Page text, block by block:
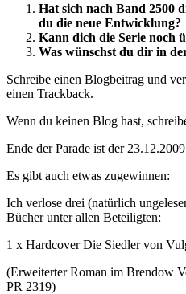
Hat sich nach Band 2500
du die neue Entwicklung?
Kann dich die Serie noch
Was wünschst du dir in
Schreibe einen Blogbeitrag und
einen Trackback.
Wenn du keinen Blog hast,
Ende der Parade ist der
Es gibt auch etwas zugewinnen:
Ich verlose drei (natürlich
Bücher unter allen Beteiligten:
1 x Hardcover Die Siedler von
(Erweiterter Roman im Brendow
PR 2319)